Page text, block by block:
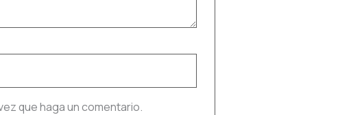
que haga un comentario.